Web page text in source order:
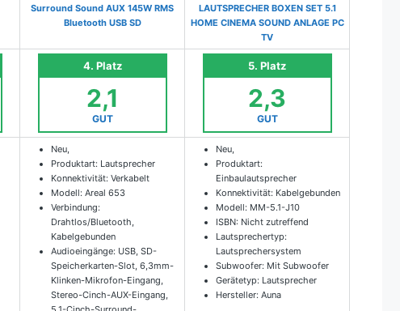
Surround Sound AUX 145W RMS
Bluetooth USB SD
LAUTSPRECHER BOXEN SET 5.1
HOME CINEMA SOUND ANLAGE PC
TV
4. Platz
2,1
GUT
5. Platz
2,3
GUT
Neu,
Produktart: Lautsprecher
Konnektivität: Verkabelt
Modell: Areal 653
Verbindung:
Drahtlos/Bluetooth,
Kabelgebunden
Audioeingänge: USB, SD-
Speicherkarten-Slot, 6,3mm-
Klinken-Mikrofon-Eingang,
Stereo-Cinch-AUX-Eingang,
Neu,
Produktart:
Einbaulautsprecher
Konnektivität: Kabelgebunden
Modell: MM-5.1-J10
ISBN: Nicht zutreffend
Lautsprechertyp:
Lautsprechersystem
Subwoofer: Mit Subwoofer
Gerätetyp: Lautsprecher
Hersteller: Auna